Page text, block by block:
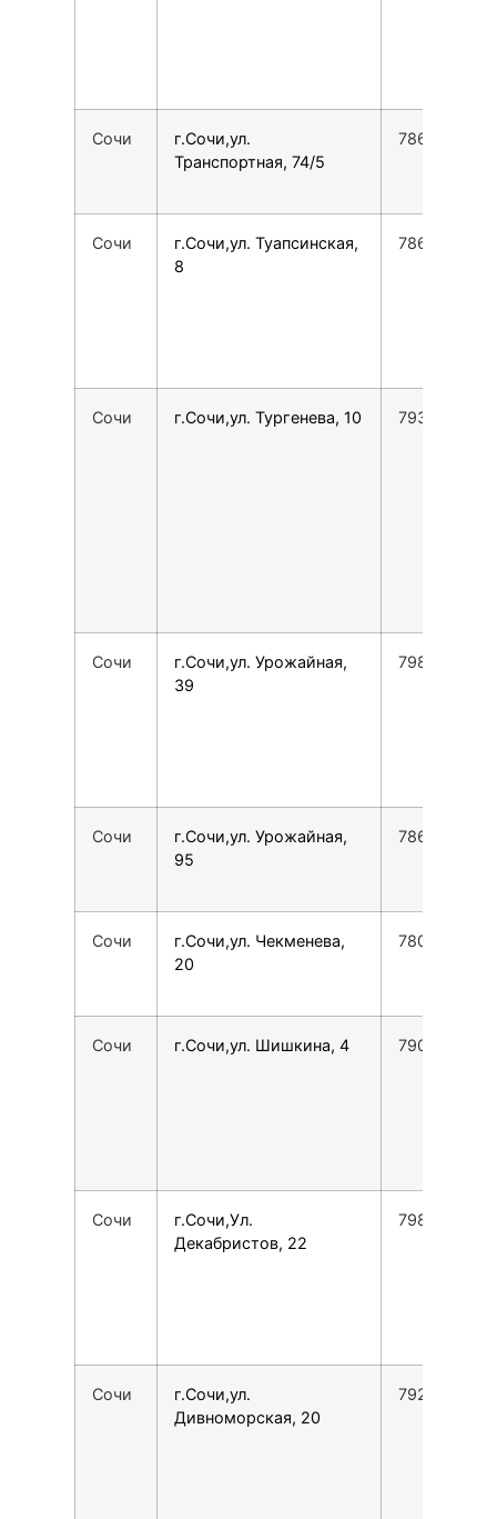
Сочи
г.Сочи,ул.
Транспортная, 74/5
Сочи
г.Сочи,ул. Туапсинская,
8
Сочи г.Сочи,ул. Тургенева, 10
Сочи
г.Сочи,ул. Урожайная,
39
Сочи
г.Сочи,ул. Урожайная,
95
Сочи
г.Сочи,ул. Чекменева,
20
Сочи г.Сочи,ул. Шишкина, 4
Сочи
г.Сочи,Ул.
Декабристов, 22
Сочи
г.Сочи,ул.
Дивноморская, 20